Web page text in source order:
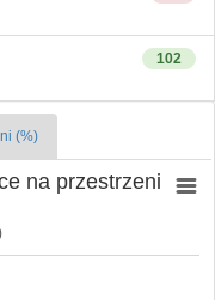
102
(%)
na przestrzeni